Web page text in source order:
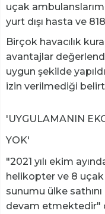
uçak
yurt dışı hasta ve
Birçok havacılık
avantajlar
uygun şekilde
izin verilmediği
'UYGULAMANIN
YOK'
"2021 yılı ekim
helikopter ve 8
sunumu ülke
devam etmektedir"